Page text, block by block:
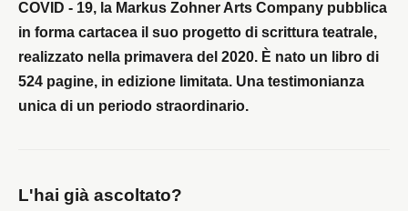
COVID - 19, la Markus Zohner Arts Company pubblica
in forma cartacea il suo progetto di scrittura teatrale,
realizzato nella primavera del 2020. È nato un libro di
524 pagine, in edizione limitata. Una testimonianza
unica di un periodo straordinario.
L'hai già ascoltato?